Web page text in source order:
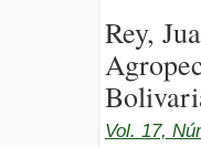
Rey,
Vol. 17,